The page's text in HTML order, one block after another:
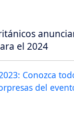
el 2024